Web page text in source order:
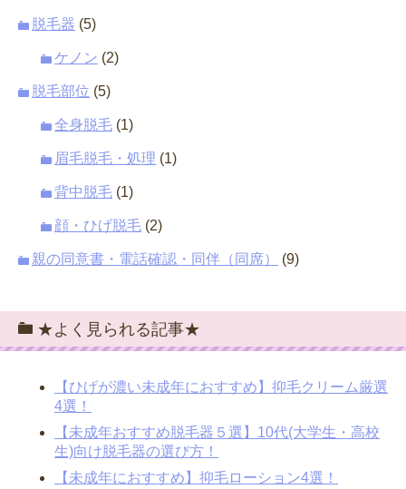
脱毛器 (5)
ケノン (2)
脱毛部位 (5)
全身脱毛 (1)
眉毛脱毛・処理 (1)
背中脱毛 (1)
顔・ひげ脱毛 (2)
親の同意書・電話確認・同伴（同席） (9)
★よく見られる記事★
【ひげが濃い未成年におすすめ】抑毛クリーム厳選
4選！
【未成年おすすめ脱毛器５選】10代(大学生・高校
生)向け脱毛器の選び方！
【未成年におすすめ】抑毛ローション4選！